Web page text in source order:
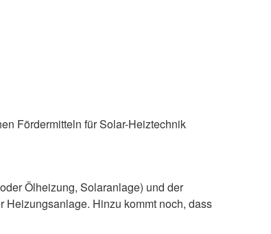
Fördermitteln für Solar-Heiztechnik
Ölheizung, Solaranlage) und der
Hinzu kommt noch, dass